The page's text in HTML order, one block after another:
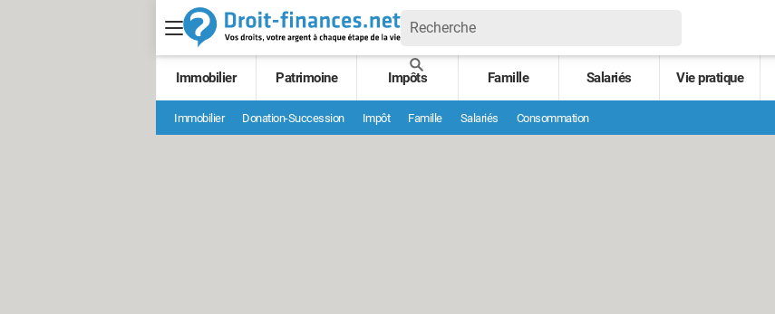
Immobilier Patrimoine Impôts Famille Salariés Vie pratique
Immobilier Donation-Succession Impôt Famille Salariés Consommation